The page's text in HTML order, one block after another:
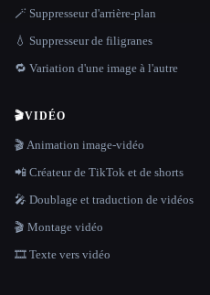
🪄 Suppresseur d'arrière-plan
💧 Suppresseur de filigranes
🔁 Variation d'une image à l'autre
🎬VIDÉO
🎬 Animation image-vidéo
📲 Créateur de TikTok et de shorts
🎤 Doublage et traduction de vidéos
🎬 Montage vidéo
🎞️ Texte vers vidéo